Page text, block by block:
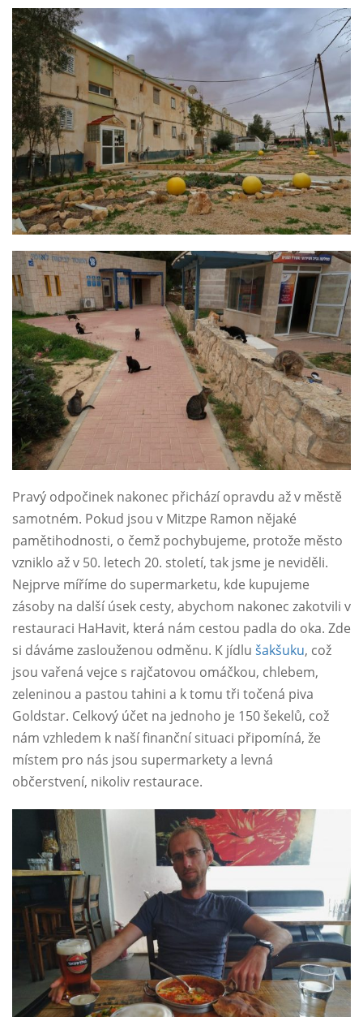
Pravý odpočinek nakonec přichází opravdu až v městě
samotném. Pokud jsou v Mitzpe Ramon nějaké
pamětihodnosti, o čemž pochybujeme, protože město
vzniklo až v 50. letech 20. století, tak jsme je neviděli.
Nejprve míříme do supermarketu, kde kupujeme
zásoby na další úsek cesty, abychom nakonec zakotvili v
restauraci HaHavit, která nám cestou padla do oka. Zde
si dáváme zaslouženou odměnu. K jídlu šakšuku, což
jsou vařená vejce s rajčatovou omáčkou, chlebem,
zeleninou a pastou tahini a k tomu tři točená piva
Goldstar. Celkový účet na jednoho je 150 šekelů, což
nám vzhledem k naší finanční situaci připomíná, že
místem pro nás jsou supermarkety a levná
občerstvení, nikoliv restaurace.